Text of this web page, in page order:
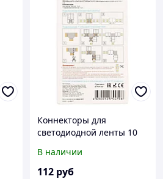
Коннекторы для
светодиодной ленты 10
В наличии
112 руб